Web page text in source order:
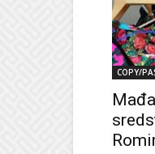
COPY/